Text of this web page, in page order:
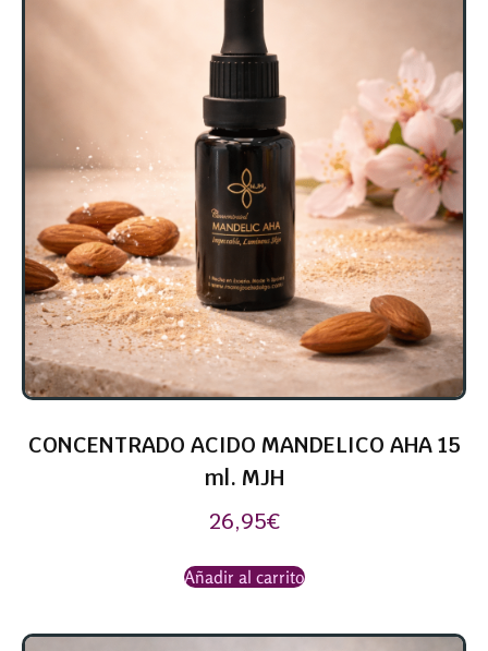
CONCENTRADO ACIDO MANDELICO AHA 15
ml. MJH
26,95€
Añadir al carrito